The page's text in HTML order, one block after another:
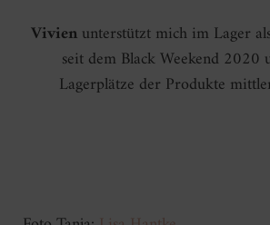
Vivienunterstützt mich im Lager
seit dem Black Weekend 2020
Lagerplätze der Produkte